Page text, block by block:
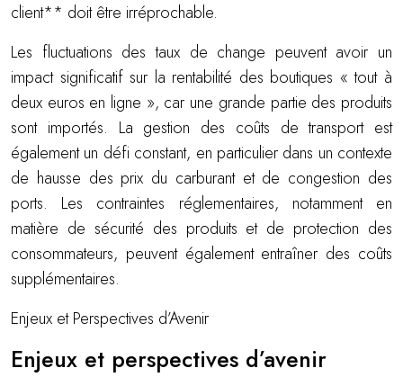
client** doit être irréprochable.
Les fluctuations des taux de change peuvent avoir un
impact significatif sur la rentabilité des boutiques « tout à
deux euros en ligne », car une grande partie des produits
sont importés. La gestion des coûts de transport est
également un défi constant, en particulier dans un contexte
de hausse des prix du carburant et de congestion des
ports. Les contraintes réglementaires, notamment en
matière de sécurité des produits et de protection des
consommateurs, peuvent également entraîner des coûts
supplémentaires.
Enjeux et Perspectives d’Avenir
Enjeux et perspectives d’avenir